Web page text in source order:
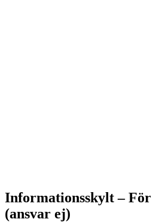
Informationsskylt –
(ansvar ej)